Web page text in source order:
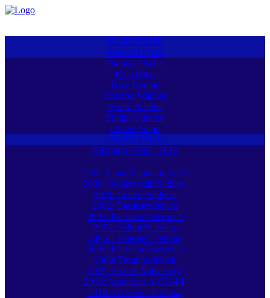
STARTSEITE
BIKERTEAM
Thomas Fischer
Kai Hertel
Uwe Kempe
Roberto Walther
André Pahnke
Philipp Pahnke
Oliver Anton
BIKERTAGE
Bikertage 1999 - 2010
1999: Alpen/Samnaun (CH)
2000: Wolkenstein/Südtirol
2001: Leifers/Südtirol
2002: Gardasee/Italien
2003: Kärnten/Österreich
2004: Salouf/Schweiz
2005: Lavarone/Trentino
2007: Kärnten/Österreich
2008: Trentino/Italien
2009: Foxi di Vallarsa (I)
2010: Alpentour A-CH-I-F
2013: Toskana - Korsika